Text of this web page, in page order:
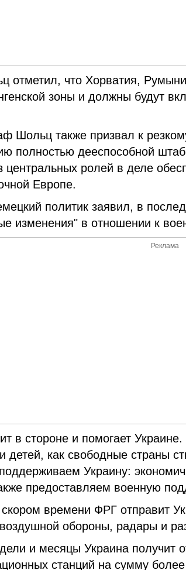
отметил, что Хорватия,
зоны и должны будут
Шольц также призвал к
полностью дееспособной
центральных ролей в деле
Европе.
политик заявил, в
изменения" в отношении к
Реклама
в стороне и помогает
как свободные страны
Украину:
предоставляем военную
времени ФРГ отправит
обороны, радары и
и месяцы Украина получит
станций на сумму